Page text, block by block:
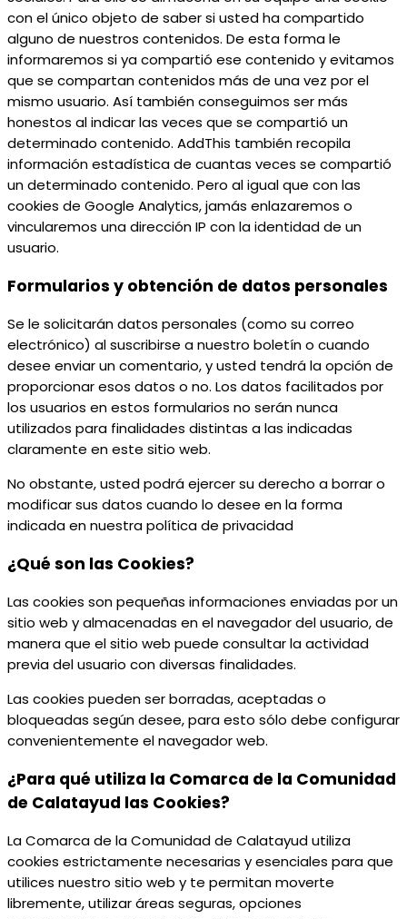
con el único objeto de saber si usted ha compartido
alguno de nuestros contenidos. De esta forma le
informaremos si ya compartió ese contenido y evitamos
que se compartan contenidos más de una vez por el
mismo usuario. Así también conseguimos ser más
honestos al indicar las veces que se compartió un
determinado contenido. AddThis también recopila
información estadística de cuantas veces se compartió
un determinado contenido. Pero al igual que con las
cookies de Google Analytics, jamás enlazaremos o
vincularemos una dirección IP con la identidad de un
usuario.
Formularios y obtención de datos personales
Se le solicitarán datos personales (como su correo
electrónico) al suscribirse a nuestro boletín o cuando
desee enviar un comentario, y usted tendrá la opción de
proporcionar esos datos o no. Los datos facilitados por
los usuarios en estos formularios no serán nunca
utilizados para finalidades distintas a las indicadas
claramente en este sitio web.
No obstante, usted podrá ejercer su derecho a borrar o
modificar sus datos cuando lo desee en la forma
indicada en nuestra política de privacidad
¿Qué son las Cookies?
Las cookies son pequeñas informaciones enviadas por un
sitio web y almacenadas en el navegador del usuario, de
manera que el sitio web puede consultar la actividad
previa del usuario con diversas finalidades.
Las cookies pueden ser borradas, aceptadas o
bloqueadas según desee, para esto sólo debe configurar
convenientemente el navegador web.
¿Para qué utiliza la Comarca de la Comunidad
de Calatayud las Cookies?
La Comarca de la Comunidad de Calatayud utiliza
cookies estrictamente necesarias y esenciales para que
utilices nuestro sitio web y te permitan moverte
libremente, utilizar áreas seguras, opciones